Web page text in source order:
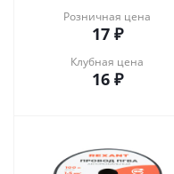
Розничная цена
17₽
Клубная цена
16₽